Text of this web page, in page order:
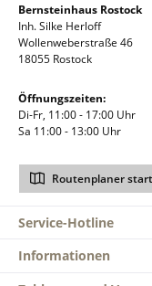
Bernsteinhaus Rostock
Inh. Silke Herloff
Wollenweberstraße 46
18055 Rostock
Öffnungszeiten:
Di-Fr, 11:00 - 17:00 Uhr
Sa 11:00 - 13:00 Uhr
Routenplaner
Service-Hotline
Informationen